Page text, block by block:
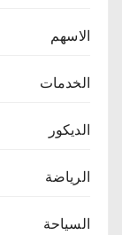
الاسهم
الخدمات
الديكور
الرياضة
السياحة